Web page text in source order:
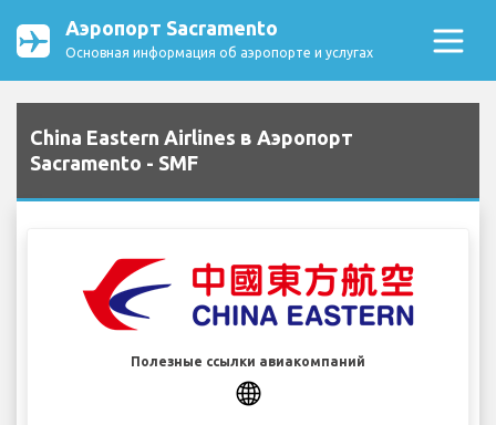
Аэропорт Sacramento
Основная информация об аэропорте и услугах
China Eastern Airlines в Аэропорт
Sacramento - SMF
Полезные ссылки авиакомпаний